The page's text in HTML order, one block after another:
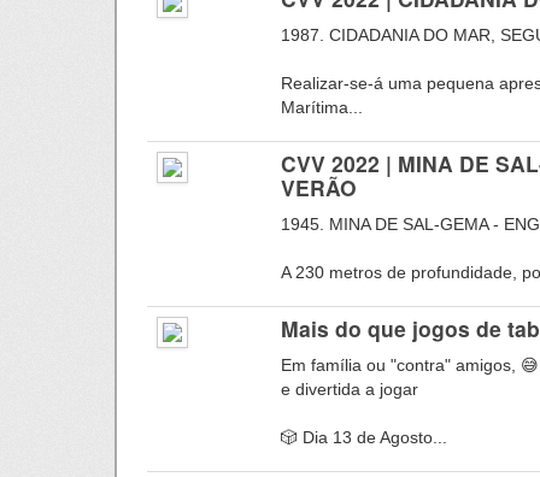
1987. CIDADANIA DO MAR,
Realizar-se-á uma pequena
Marítima...
CVV 2022 | MINA DE
VERÃO
1945. MINA DE SAL-GEMA -
A 230 metros de profundidade,
Mais do que jogos de
Em família ou "contra" amigos,
e divertida a jogar
🎲 Dia 13 de Agosto...